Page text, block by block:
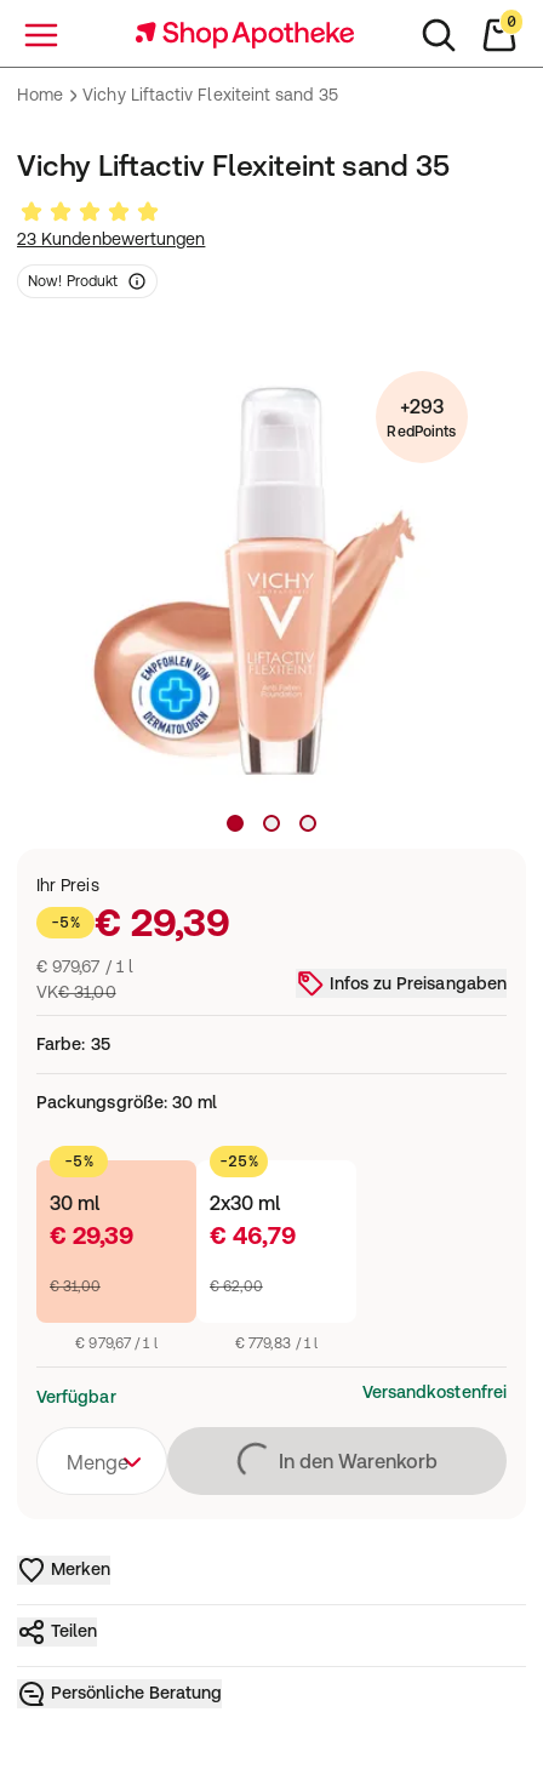
Menü
0
Home Vichy Liftactiv Flexiteint sand 35
Vichy Liftactiv Flexiteint sand 35
23 Kundenbewertungen
Now! Produkt
+293
RedPoints
Ihr Preis
-5% € 29,39
€ 979,67 / 1 l
VK€ 31,00 Infos zu Preisangaben
Farbe: 35
Packungsgröße:30 ml
-5%
30 ml
€ 29,39
€ 31,00
€ 979,67 / 1 l
-25%
2x30 ml
€ 46,79
€ 62,00
€ 779,83 / 1 l
Verfügbar Versandkostenfrei
Menge LädtIn den Warenkorb
Merken
Teilen
Persönliche Beratung